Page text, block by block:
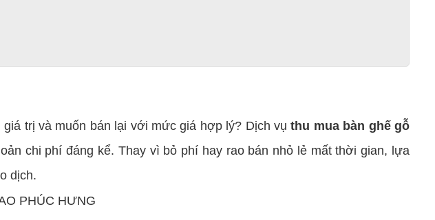
trị và muốn bán lại với mức giá hợp lý? Dịch vụthu mua bàn ghế gỗ
chi phí đáng kể. Thay vì bỏ phí hay rao bán nhỏ lẻ mất thời gian, lựa
dịch.